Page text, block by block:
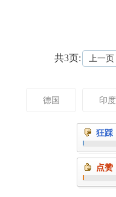
共3页: 上一页
德国 印度
狂踩
点赞